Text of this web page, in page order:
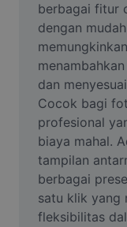
AI Text Remover
AI People
AI Inpainting
Face Cutout
Video
Hapus latar
berbagai fitur
dengan
dan
Cocok bagi
profesional
biaya mahal.
tampilan
berbagai
satu klik yang
fleksibilitas